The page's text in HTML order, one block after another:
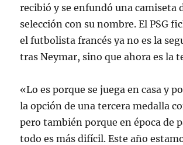
recibió y se enfundó una camiseta
selección con su nombre. El PSG
el futbolista francés ya no es la
tras Neymar, sino que ahora es la
«Lo es porque se juega en casa y
la opción de una tercera medalla
pero también porque en época de
todo es más difícil. Este año